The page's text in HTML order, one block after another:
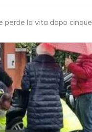
perde la vita dopo